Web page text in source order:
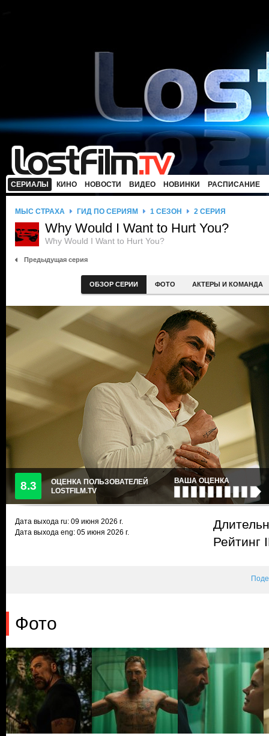
СЕРИАЛЫ КИНО НОВОСТИ ВИДЕО НОВИНКИ РАСПИСАНИЕ
МЫС СТРАХА ГИД ПО СЕРИЯМ 1 СЕЗОН 2 СЕРИЯ
Why Would I Want to Hurt You?
Why Would I Want to Hurt You?
Предыдущая серия
ОБЗОР СЕРИИ ФОТО АКТЕРЫ И КОМАНДА
8.3
ОЦЕНКА ПОЛЬЗОВАТЕЛЕЙ
LOSTFILM.TV
ВАША ОЦЕНКА
Дата выхода ru: 09 июня 2026 г.
Дата выхода eng: 05 июня 2026 г.
Рейтинг
Фото